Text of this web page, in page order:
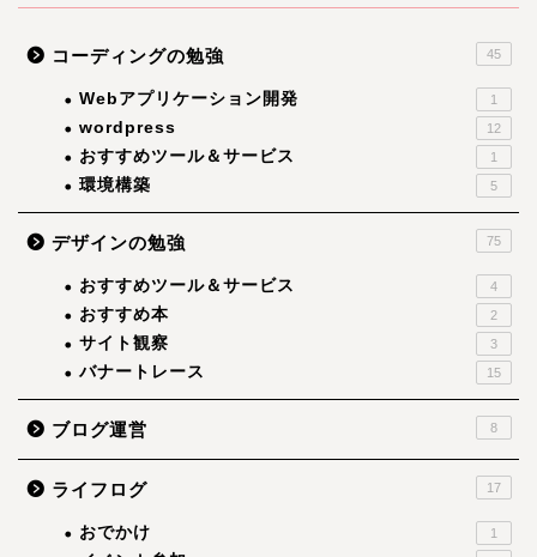
コーディングの勉強 45
Webアプリケーション開発 1
wordpress 12
おすすめツール＆サービス 1
環境構築 5
デザインの勉強 75
おすすめツール＆サービス 4
おすすめ本 2
サイト観察 3
バナートレース 15
ブログ運営 8
ライフログ 17
おでかけ 1